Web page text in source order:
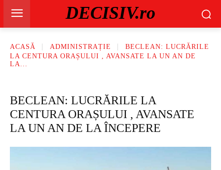
DECISIV.ro
ACASĂ ADMINISTRAȚIE
BECLEAN: LUCRĂRILE
LA CENTURA ORAȘULUI , AVANSATE LA UN AN DE
LA...
BECLEAN: LUCRĂRILE LA
CENTURA ORAȘULUI , AVANSATE
LA UN AN DE LA ÎNCEPERE